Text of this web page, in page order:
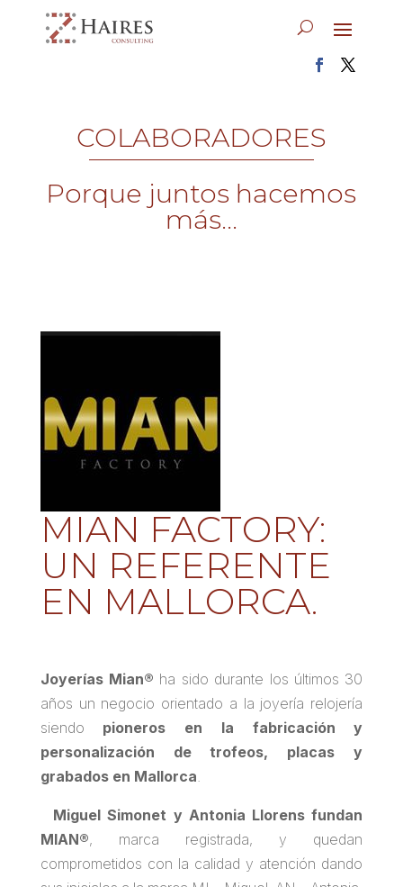
COLABORADORES
Porque juntos hacemos
más...
MIAN FACTORY:
UN REFERENTE
EN MALLORCA.
Joyerías Mian® ha sido durante los últimos 30
años un negocio orientado a la joyería relojería
siendo pioneros en la fabricación y
personalización de trofeos, placas y
grabados en Mallorca
Miguel Simonet y Antonia Llorens fundan
MIAN®, marca registrada, y quedan
comprometidos con la calidad y atención dando